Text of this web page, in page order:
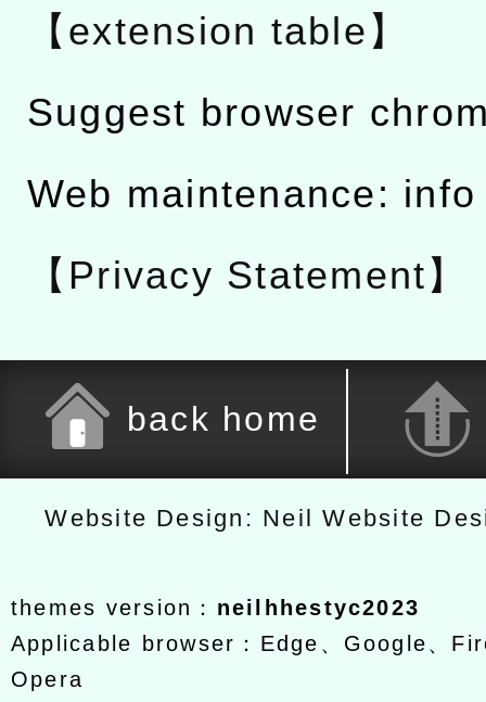
【extension table】
Suggest browser
Web maintenance:
【Privacy Statement】
back home
Website Design: Neil Website
themes version： neilhhestyc2023
Applicable browser：Edge、Google、
Opera